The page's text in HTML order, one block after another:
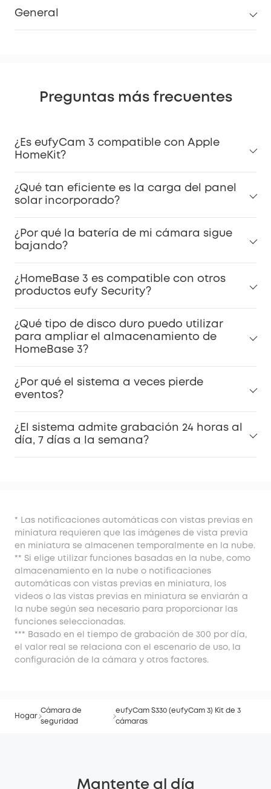
General
Preguntas más frecuentes
¿Es eufyCam 3 compatible con Apple
HomeKit?
¿Qué tan eficiente es la carga del panel
solar incorporado?
¿Por qué la batería de mi cámara sigue
bajando?
¿HomeBase 3 es compatible con otros
productos eufy Security?
¿Qué tipo de disco duro puedo utilizar
para ampliar el almacenamiento de
HomeBase 3?
¿Por qué el sistema a veces pierde
eventos?
¿El sistema admite grabación 24 horas al
día, 7 días a la semana?
* Las notificaciones automáticas con vistas previas en
miniatura requieren que las imágenes de vista previa
en miniatura se almacenen temporalmente en la nube.
** Si elige utilizar funciones basadas en la nube, como
almacenamiento en la nube o notificaciones
automáticas con vistas previas en miniatura, los
videos o las vistas previas en miniatura se enviarán a
la nube según sea necesario para proporcionar las
funciones seleccionadas.
*** Basado en el tiempo de grabación de 300 por día,
el valor real se relaciona con el escenario de uso, la
configuración de la cámara y otros factores.
Hogar
Cámara de
seguridad
eufyCam S330 (eufyCam 3) Kit de 3
cámaras
Mantente al día